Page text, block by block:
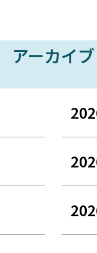
アーカイブ